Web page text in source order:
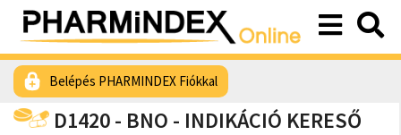
Belépés PHARMINDEX Fiókkal
D1420 - BNO - INDIKÁCIÓ KERESŐ